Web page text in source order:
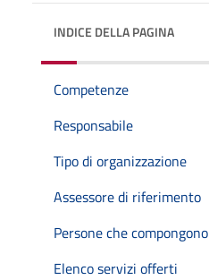
INDICE DELLA PAGINA
Competenze
Responsabile
Tipo di organizzazione
Assessore di riferimento
Persone che
Elenco servizi offerti